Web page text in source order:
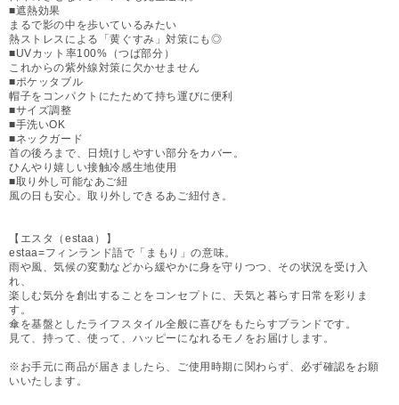
■遮熱効果
まるで影の中を歩いているみたい
熱ストレスによる「黄ぐすみ」対策にも◎
■UVカット率100%（つば部分）
これからの紫外線対策に欠かせません
■ポケッタブル
帽子をコンパクトにたためて持ち運びに便利
■サイズ調整
■手洗いOK
■ネックガード
首の後ろまで、日焼けしやすい部分をカバー。
ひんやり嬉しい接触冷感生地使用
■取り外し可能なあご紐
風の日も安心。取り外しできるあご紐付き。
【エスタ（estaa）】
estaa=フィンランド語で「まもり」の意味。
雨や風、気候の変動などから緩やかに身を守りつつ、その状況を受け入
れ、
楽しむ気分を創出することをコンセプトに、天気と暮らす日常を彩りま
す。
傘を基盤としたライフスタイル全般に喜びをもたらすブランドです。
見て、持って、使って、ハッピーになれるモノをお届けします。
※お手元に商品が届きましたら、ご使用時期に関わらず、必ず確認をお願
いいたします。